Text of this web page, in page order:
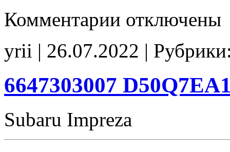
Комментарии записи
E2
CHK(fix)
отключены
yrii | 26.07.2022 |
6647303007
Subaru Impreza